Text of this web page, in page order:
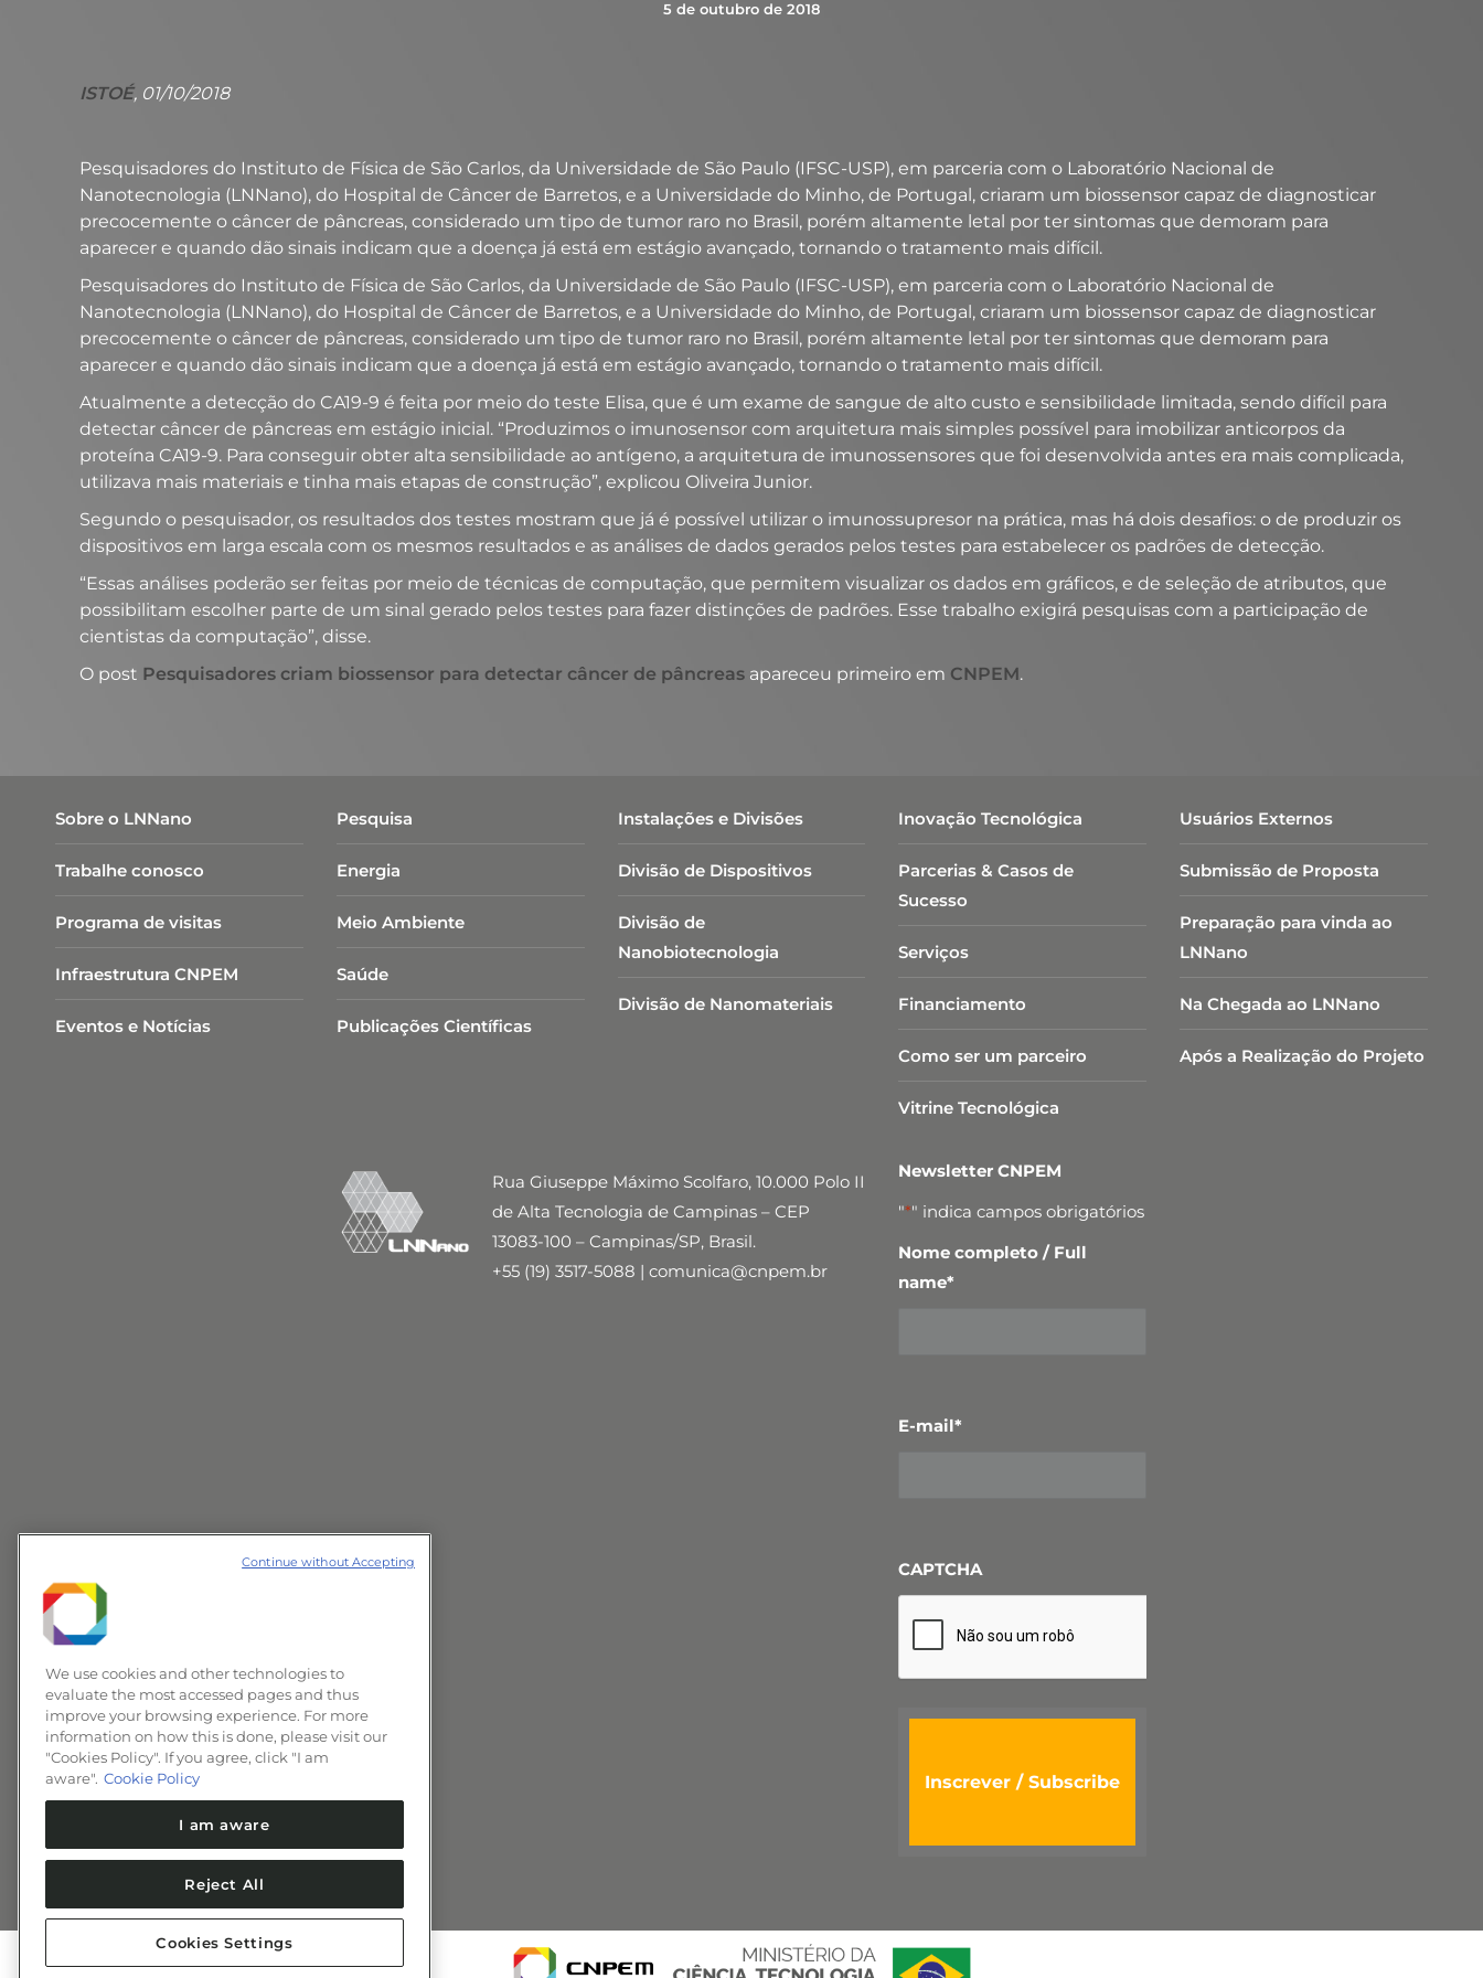
5 de outubro de 2018
ISTOÉ, 01/10/2018
Pesquisadores do Instituto de Física de São Carlos, da Universidade de São Paulo (IFSC-USP), em parceria com o Laboratório Nacional de
Nanotecnologia (LNNano), do Hospital de Câncer de Barretos, e a Universidade do Minho, de Portugal, criaram um biossensor capaz de diagnosticar
precocemente o câncer de pâncreas, considerado um tipo de tumor raro no Brasil, porém altamente letal por ter sintomas que demoram para
aparecer e quando dão sinais indicam que a doença já está em estágio avançado, tornando o tratamento mais difícil.
Pesquisadores do Instituto de Física de São Carlos, da Universidade de São Paulo (IFSC-USP), em parceria com o Laboratório Nacional de
Nanotecnologia (LNNano), do Hospital de Câncer de Barretos, e a Universidade do Minho, de Portugal, criaram um biossensor capaz de diagnosticar
precocemente o câncer de pâncreas, considerado um tipo de tumor raro no Brasil, porém altamente letal por ter sintomas que demoram para
aparecer e quando dão sinais indicam que a doença já está em estágio avançado, tornando o tratamento mais difícil.
Atualmente a detecção do CA19-9 é feita por meio do teste Elisa, que é um exame de sangue de alto custo e sensibilidade limitada, sendo difícil para
detectar câncer de pâncreas em estágio inicial. “Produzimos o imunosensor com arquitetura mais simples possível para imobilizar anticorpos da
proteína CA19-9. Para conseguir obter alta sensibilidade ao antígeno, a arquitetura de imunossensores que foi desenvolvida antes era mais complicada,
utilizava mais materiais e tinha mais etapas de construção”, explicou Oliveira Junior.
Segundo o pesquisador, os resultados dos testes mostram que já é possível utilizar o imunossupresor na prática, mas há dois desafios: o de produzir os
dispositivos em larga escala com os mesmos resultados e as análises de dados gerados pelos testes para estabelecer os padrões de detecção.
“Essas análises poderão ser feitas por meio de técnicas de computação, que permitem visualizar os dados em gráficos, e de seleção de atributos, que
possibilitam escolher parte de um sinal gerado pelos testes para fazer distinções de padrões. Esse trabalho exigirá pesquisas com a participação de
cientistas da computação”, disse.
O post Pesquisadores criam biossensor para detectar câncer de pâncreas apareceu primeiro em CNPEM.
Sobre o LNNano
Trabalhe conosco
Programa de visitas
Infraestrutura CNPEM
Eventos e Notícias
Pesquisa
Energia
Meio Ambiente
Saúde
Publicações Científicas
Instalações e Divisões
Divisão de Dispositivos
Divisão de
Nanobiotecnologia​
Divisão de Nanomateriais
Inovação Tecnológica
Parcerias & Casos de
Sucesso
Serviços
Financiamento
Como ser um parceiro
Vitrine Tecnológica
Usuários Externos
Submissão de Proposta
Preparação para vinda ao
LNNano
Na Chegada ao LNNano
Após a Realização do Projeto
Rua Giuseppe Máximo Scolfaro, 10.000 Polo II
de Alta Tecnologia de Campinas – CEP
13083-100 – Campinas/SP, Brasil.
+55 (19) 3517-5088 | comunica@cnpem.br
Newsletter CNPEM
"*" indica campos obrigatórios
Nome completo / Full
name*
E-mail*
CAPTCHA
We use cookies and other technologies to
evaluate the most accessed pages and thus
improve your browsing experience. For more
information on how this is done, please visit our
"Cookies Policy". If you agree, click "I am
aware". Cookie Policy
I am aware
Reject All
Cookies Settings
Continue without Accepting